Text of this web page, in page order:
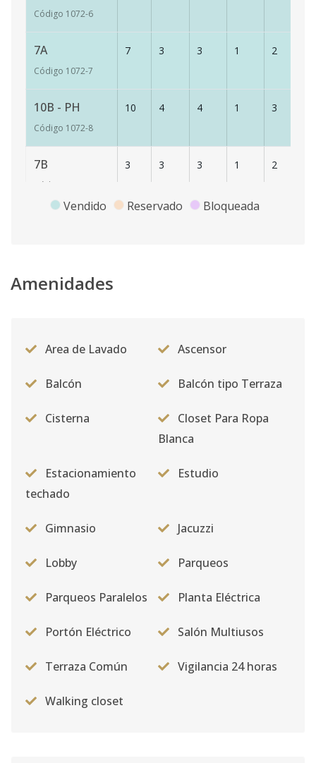
Código 1072-6
7A
Código 1072-7
7 3 3 1 2
10B - PH
Código 1072-8
10 4 4 1 3
7B
Código
3 3 3 1 2
Vendido Reservado Bloqueada
Amenidades
Area de Lavado Ascensor
Balcón Balcón tipo Terraza
Cisterna
Closet Para Ropa
Blanca
Estacionamiento
techado
Estudio
Gimnasio Jacuzzi
Lobby Parqueos
Parqueos Paralelos Planta Eléctrica
Portón Eléctrico Salón Multiusos
Terraza Común Vigilancia 24 horas
Walking closet